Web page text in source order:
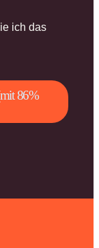
ich das
86%